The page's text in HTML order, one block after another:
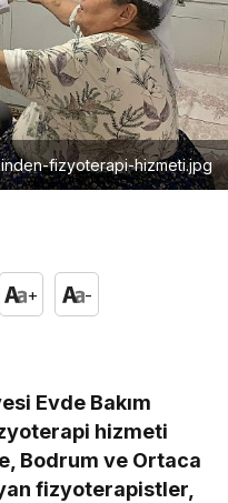
fizyoterapi-hizmeti.jpg
+ -
Evde Bakım
hizmeti
Bodrum ve Ortaca
fizyoterapistler,